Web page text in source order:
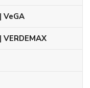
VeGA